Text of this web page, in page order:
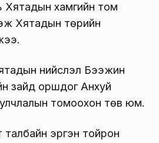
Хятадын хамгийн том
Хятадын төрийн
нийслэл Бээжин
зайд оршдог Анхуй
томоохон төв юм.
талбайн эргэн тойрон